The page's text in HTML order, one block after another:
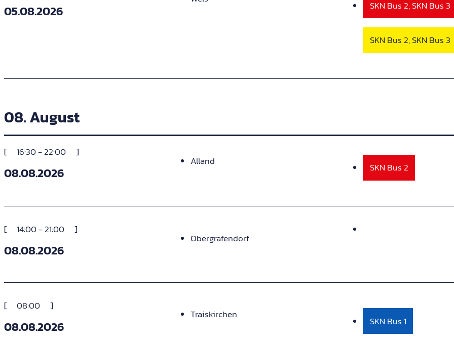
05.08.2026 SKN Bus 2, SKN Bus 3
SKN Bus 2, SKN Bus 3
08. August
16:30 - 22:00
08.08.2026
Alland
SKN Bus 2
14:00 - 21:00
08.08.2026
Obergrafendorf
08:00
08.08.2026
Traiskirchen
SKN Bus 1